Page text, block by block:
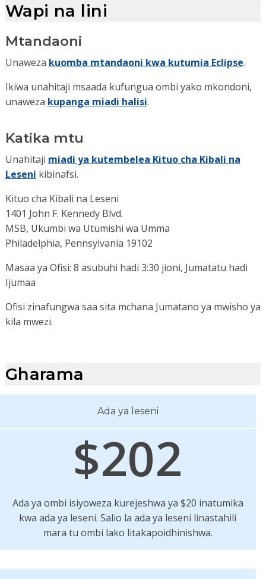
Wapi na lini
Mtandaoni
Unaweza kuomba mtandaoni kwa kutumia Eclipse.
Ikiwa unahitaji msaada kufungua ombi yako mkondoni,
unaweza kupanga miadi halisi.
Katika mtu
Unahitaji miadi ya kutembelea Kituo cha Kibali na
Leseni kibinafsi.
Kituo cha Kibali na Leseni
1401 John F. Kennedy Blvd.
MSB, Ukumbi wa Utumishi wa Umma
Philadelphia, Pennsylvania 19102
Masaa ya Ofisi: 8 asubuhi hadi 3:30 jioni, Jumatatu hadi
Ijumaa
Ofisi zinafungwa saa sita mchana Jumatano ya mwisho ya
kila mwezi.
Gharama
Ada ya leseni
$202
Ada ya ombi isiyoweza kurejeshwa ya $20 inatumika
kwa ada ya leseni. Salio la ada ya leseni linastahili
mara tu ombi lako litakapoidhinishwa.